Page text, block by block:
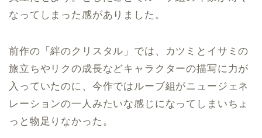
なってしまった感がありました。
前作の「絆のクリスタル」では、カツミとイサミの
旅立ちやリクの成長などキャラクターの描写に力が
入っていたのに、今作ではルーブ組がニュージェネ
レーションの一人みたいな感じになってしまいちょ
っと物足りなかった。